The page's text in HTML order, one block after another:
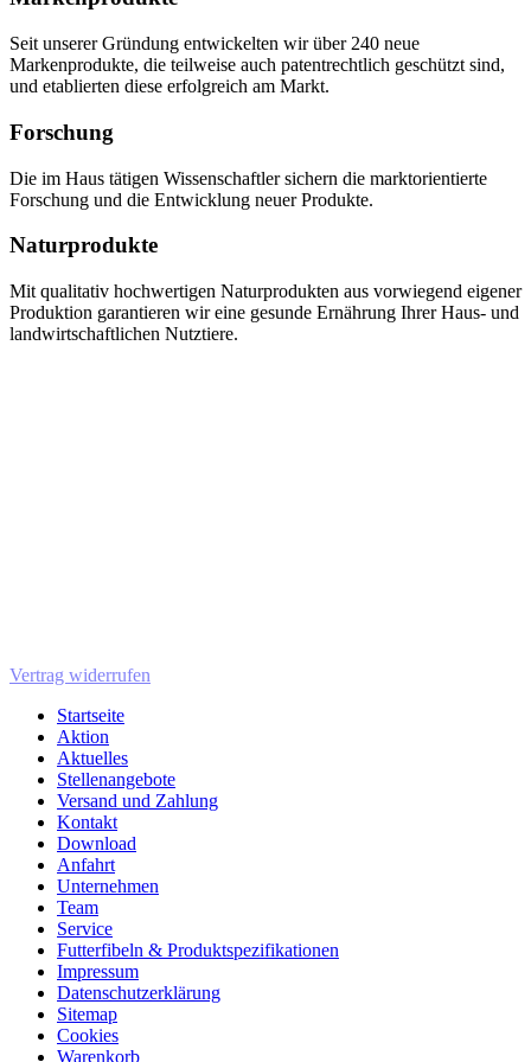
Seit unserer Gründung entwickelten wir über 240 neue
Markenprodukte, die teilweise auch patentrechtlich geschützt sind,
und etablierten diese erfolgreich am Markt.
Forschung
Die im Haus tätigen Wissenschaftler sichern die marktorientierte
Forschung und die Entwicklung neuer Produkte.
Naturprodukte
Mit qualitativ hochwertigen Naturprodukten aus vorwiegend eigener
Produktion garantieren wir eine gesunde Ernährung Ihrer Haus- und
landwirtschaftlichen Nutztiere.
Vertrag widerrufen
Startseite
Aktion
Aktuelles
Stellenangebote
Versand und Zahlung
Kontakt
Download
Anfahrt
Unternehmen
Team
Service
Futterfibeln & Produktspezifikationen
Impressum
Datenschutzerklärung
Sitemap
Cookies
Warenkorb